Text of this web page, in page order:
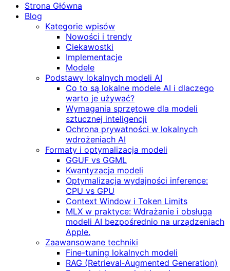
Strona Główna
Blog
Kategorie wpisów
Nowości i trendy
Ciekawostki
Implementacje
Modele
Podstawy lokalnych modeli AI
Co to są lokalne modele AI i dlaczego
warto je używać?
Wymagania sprzętowe dla modeli
sztucznej inteligencji
Ochrona prywatności w lokalnych
wdrożeniach AI
Formaty i optymalizacja modeli
GGUF vs GGML
Kwantyzacja modeli
Optymalizacja wydajności inference:
CPU vs GPU
Context Window i Token Limits
MLX w praktyce: Wdrażanie i obsługa
modeli AI bezpośrednio na urządzeniach
Apple.
Zaawansowane techniki
Fine-tuning lokalnych modeli
RAG (Retrieval‑Augmented Generation)